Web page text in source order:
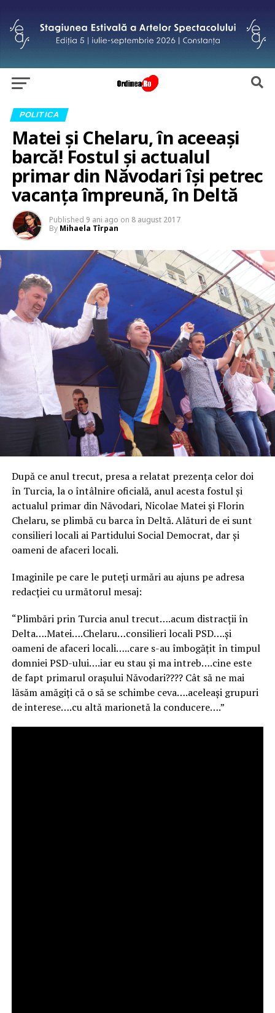
POLITICA
Matei și Chelaru, în aceeași
barcă! Fostul și actualul
primar din Năvodari își petrec
vacanța împreună, în Deltă
Published 9 ani ago on 8 august 2017
By Mihaela Tîrpan
După ce anul trecut, presa a relatat prezența celor doi
în Turcia, la o întâlnire oficială, anul acesta fostul și
actualul primar din Năvodari, Nicolae Matei și Florin
Chelaru, se plimbă cu barca în Deltă. Alături de ei sunt
consilieri locali ai Partidului Social Democrat, dar și
oameni de afaceri locali.
Imaginile pe care le puteți urmări au ajuns pe adresa
redacției cu următorul mesaj:
“Plimbări prin Turcia anul trecut….acum distracții în
Delta….Matei….Chelaru…consilieri locali PSD….și
oameni de afaceri locali…..care s-au îmbogățit în timpul
domniei PSD-ului….iar eu stau și ma intreb….cine este
de fapt primarul orașului Năvodari???? Cât să ne mai
lăsăm amăgiți că o să se schimbe ceva….aceleași grupuri
de interese….cu altă marionetă la conducere….”